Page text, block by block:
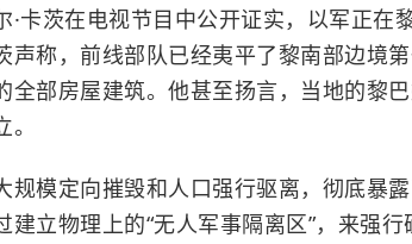
·卡茨在电视节目中公开证实，以军正在
声称，前线部队已经夷平了黎南部边境
全部房屋建筑。他甚至扬言，当地的黎
规模定向摧毁和人口强行驱离，彻底暴
建立物理上的“无人军事隔离区”，来强